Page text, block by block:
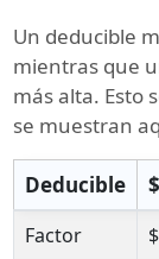
Un deducible
mientras que
más alta. Esto
se muestran
Deducible
Factor